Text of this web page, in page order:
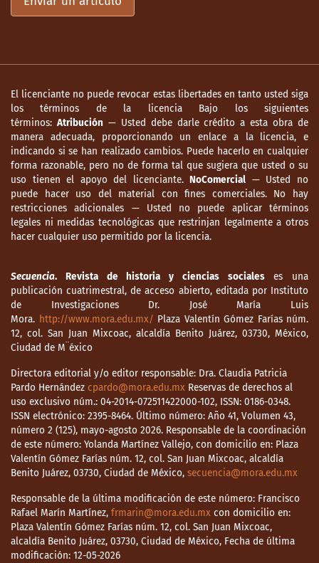
El licenciante no puede revocar estas libertades en tanto usted siga
los términos de la licencia Bajo los siguientes
términos: Atribución — Usted debe darle crédito a esta obra de
manera adecuada, proporcionando un enlace a la licencia, e
indicando si se han realizado cambios. Puede hacerlo en cualquier
forma razonable, pero no de forma tal que sugiera que usted o su
uso tienen el apoyo del licenciante.NoComercial — Usted no
puede hacer uso del material con fines comerciales. No hay
restricciones adicionales — Usted no puede aplicar términos
legales ni medidas tecnológicas que restrinjan legalmente a otros
hacer cualquier uso permitido por la licencia.
Secuencia. Revista de historia y ciencias socialeses una
publicación cuatrimestral, de acceso abierto, editada por Instituto
de Investigaciones Dr. José María Luis
Mora. http://www.mora.edu.mx/ Plaza Valentín Gómez Farías núm.
12, col. San Juan Mixcoac, alcaldía Benito Juárez, 03730, México,
Ciudad de M¨éxico
Directora editorial y/o editor responsable: Dra. Claudia Patricia
Pardo Hernández cpardo@mora.edu.mx Reservas de derechos al
uso exclusivo núm.: 04-2014-072511422000-102, ISSN: 0186-0348.
ISSN electrónico: 2395-8464. Último número: Año 41, Volumen 43,
número 2 (125), mayo-agosto 2026. Responsable de la coordinación
de este número: Yolanda Martínez Vallejo, con domicilio en: Plaza
Valentín Gómez Farías núm. 12, col. San Juan Mixcoac, alcaldía
Benito Juárez, 03730, Ciudad de México, secuencia@mora.edu.mx
Responsable de la última modificación de este número: Francisco
Rafael Marín Martínez, frmarin@mora.edu.mx con domicilio en:
Plaza Valentín Gómez Farías núm. 12, col. San Juan Mixcoac,
alcaldía Benito Juárez, 03730, Ciudad de México, Fecha de última
modificación: 12-05-2026